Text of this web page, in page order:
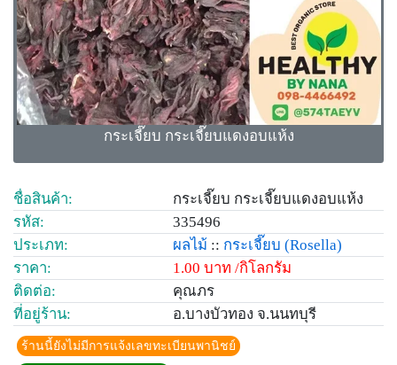
กระเจี๊ยบ กระเจี๊ยบแดงอบแห้ง
ชื่อสินค้า:
กระเจี๊ยบ กระเจี๊ยบแดงอบแห้ง
รหัส:
335496
ประเภท:
ผลไม้ :: กระเจี๊ยบ (Rosella)
ราคา:
1.00 บาท /กิโลกรัม
ติดต่อ:
คุณภร
ที่อยู่ร้าน:
อ.บางบัวทอง จ.นนทบุรี
ร้านนี้ยังไม่มีการแจ้งเลขทะเบียนพานิชย์